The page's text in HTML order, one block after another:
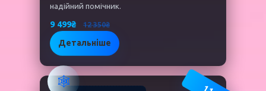
надійний помічник.
9 499₴ 12 350₴
Детальніше
🕸️